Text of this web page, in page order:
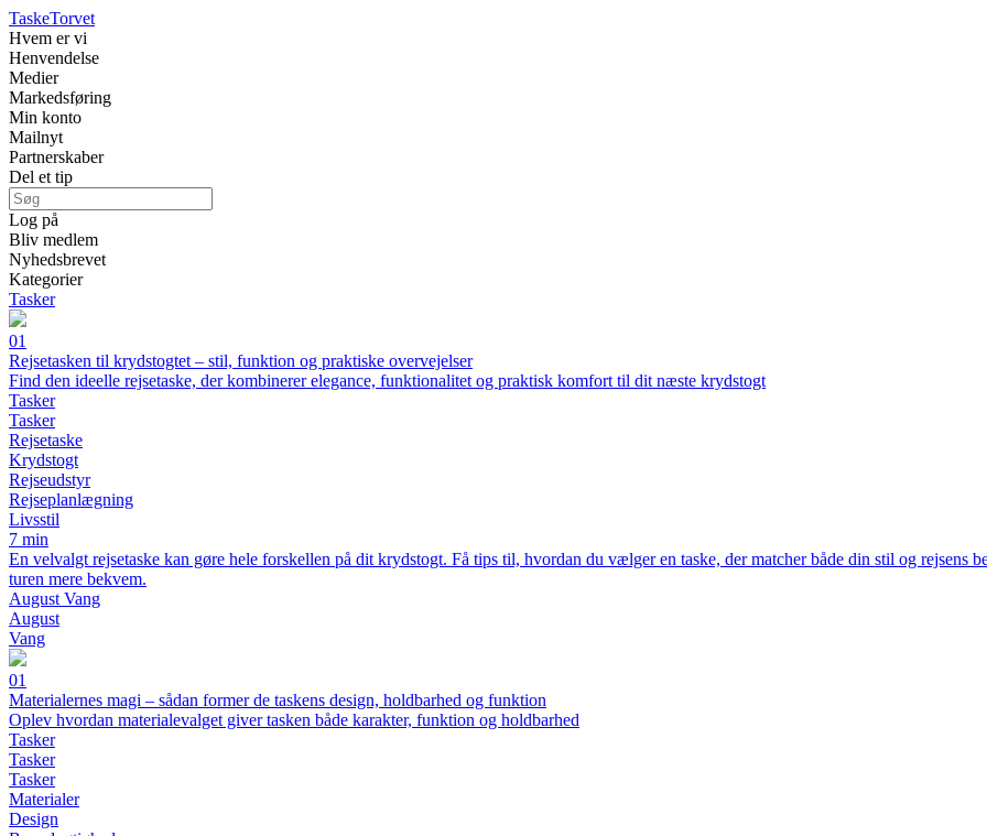
TaskeTorvet
Hvem er vi
Henvendelse
Medier
Markedsføring
Min konto
Mailnyt
Partnerskaber
Del et tip
Log på
Bliv medlem
Nyhedsbrevet
Kategorier
Tasker
01
Rejsetasken til krydstogtet – stil, funktion og praktiske overvejelser
Find den ideelle rejsetaske, der kombinerer elegance, funktionalitet og praktisk komfort til dit næste krydstogt
Tasker
Tasker
Rejsetaske
Krydstogt
Rejseudstyr
Rejseplanlægning
Livsstil
7 min
En velvalgt rejsetaske kan gøre hele forskellen på dit krydstogt. Få tips til, hvordan du vælger en taske, der matcher både din stil og rejsens
turen mere bekvem.
August Vang
August
Vang
01
Materialernes magi – sådan former de taskens design, holdbarhed og funktion
Oplev hvordan materialevalget giver tasken både karakter, funktion og holdbarhed
Tasker
Tasker
Tasker
Materialer
Design